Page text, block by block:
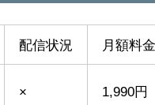
配信状況 月額料金
× 1,990円